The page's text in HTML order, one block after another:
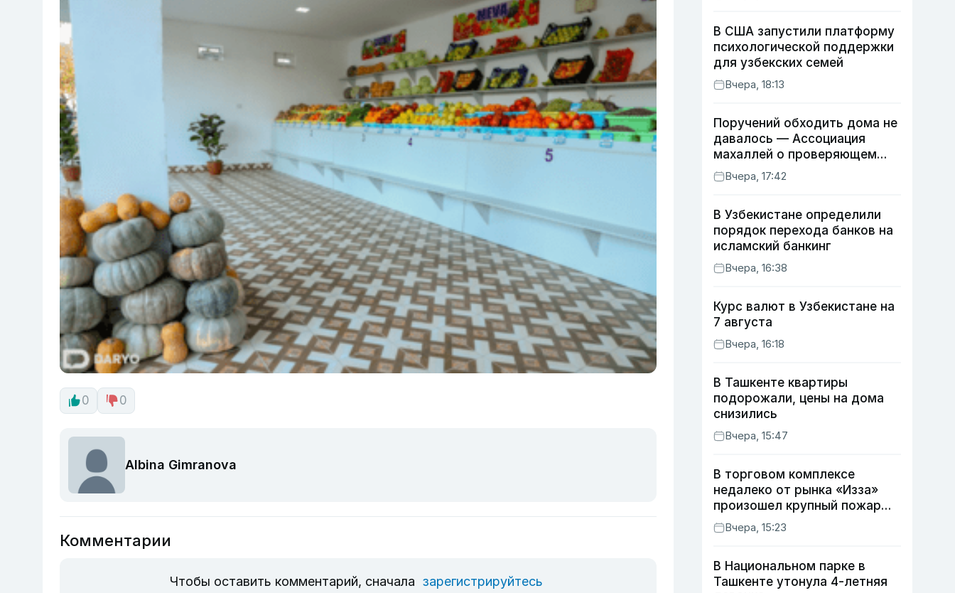
0 0
Albina Gimranova
Комментарии
Чтобы оставить комментарий, сначала зарегистрируйтесь
В США запустили платформу
психологической поддержки
для узбекских семей
Вчера, 18:13
Поручений обходить дома не
давалось — Ассоциация
махаллей о проверяющем
хокиме
Вчера, 17:42
В Узбекистане определили
порядок перехода банков на
исламский банкинг
Вчера, 16:38
Курс валют в Узбекистане на
7 августа
Вчера, 16:18
В Ташкенте квартиры
подорожали, цены на дома
снизились
Вчера, 15:47
В торговом комплексе
недалеко от рынка «Изза»
произошел крупный пожар
(видео)
Вчера, 15:23
В Национальном парке в
Ташкенте утонула 4-летняя